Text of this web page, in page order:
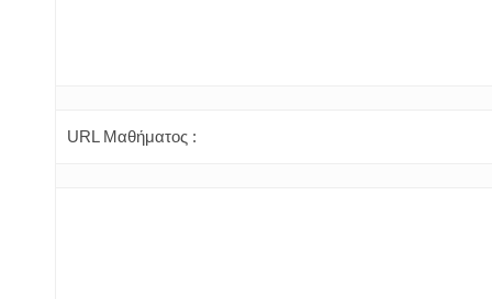
URL Μαθήματος :